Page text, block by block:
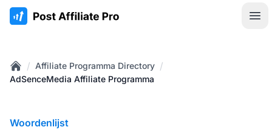
:site.title
Home
/ Affiliate Programma Directory /
AdSenceMedia Affiliate Programma
Woordenlijst